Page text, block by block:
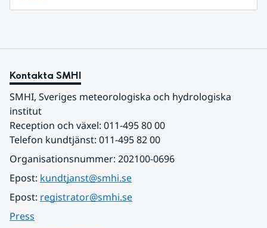
Kontakta SMHI
SMHI, Sveriges meteorologiska och hydrologiska
institut
Reception och växel: 011-495 80 00
Telefon kundtjänst: 011-495 82 00
Organisationsnummer: 202100-0696
Epost: kundtjanst@smhi.se
Epost: registrator@smhi.se
Press